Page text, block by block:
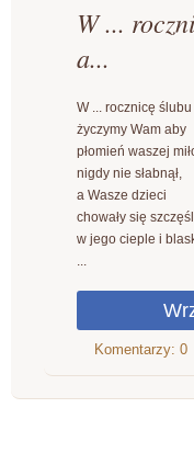
W ...
a...
W ... rocznicę ślubu
życzymy Wam aby
płomień waszej
nigdy nie słabnął,
a Wasze dzieci
chowały się
w jego cieple i
...